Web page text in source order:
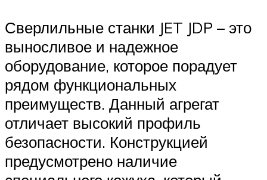
Сверлильные станки JET JDP – это
выносливое и надежное
оборудование, которое порадует
рядом функциональных
преимуществ. Данный агрегат
отличает высокий профиль
безопасности. Конструкцией
предусмотрено наличие